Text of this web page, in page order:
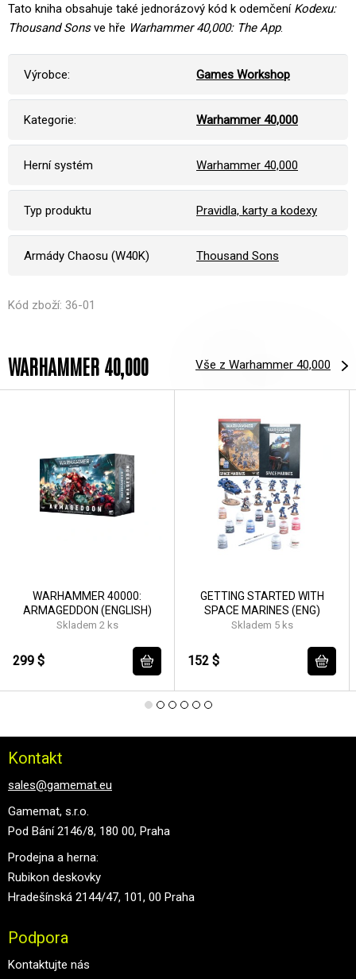
Tato kniha obsahuje také jednorázový kód k odemčení Kodexu:
Thousand Sonsve hře Warhammer 40,000: The App.
Výrobce: Games Workshop
Kategorie: Warhammer 40,000
Herní systém Warhammer 40,000
Typ produktu Pravidla, karty a kodexy
Armády Chaosu (W40K) Thousand Sons
Kód zboží: 36-01
WARHAMMER 40,000 Vše z Warhammer 40,000
WARHAMMER 40000:
ARMAGEDDON (ENGLISH)
Skladem 2 ks
299 $
GETTING STARTED WITH
SPACE MARINES (ENG)
Skladem 5 ks
152 $
Kontakt
sales@gamemat.eu
Gamemat, s.r.o.
Pod Bání 2146/8, 180 00, Praha
Prodejna a herna:
Rubikon deskovky
Hradešínská 2144/47, 101, 00 Praha
Podpora
Kontaktujte nás